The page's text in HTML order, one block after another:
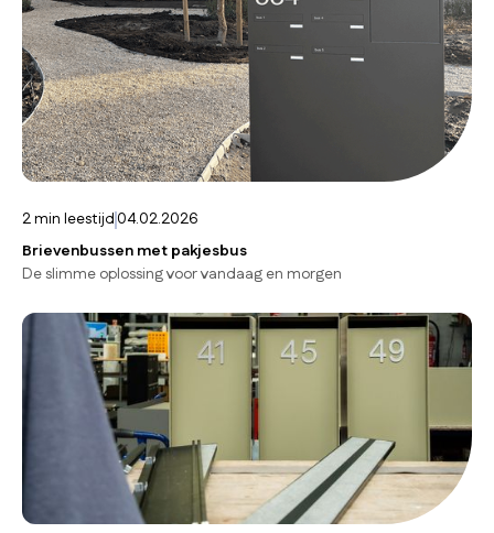
2min leestijd 04.02.2026
Brievenbussen met pakjesbus
De slimme oplossing voor vandaag en morgen